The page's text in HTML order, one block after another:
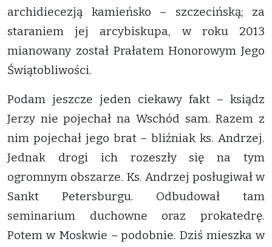
archidiecezją kamieńsko – szczecińską; za
staraniem jej arcybiskupa, w roku 2013
mianowany został Prałatem Honorowym Jego
Świątobliwości.
Podam jeszcze jeden ciekawy fakt – ksiądz
Jerzy nie pojechał na Wschód sam. Razem z
nim pojechał jego brat – bliźniak ks. Andrzej.
Jednak drogi ich rozeszły się na tym
ogromnym obszarze. Ks. Andrzej posługiwał w
Sankt Petersburgu. Odbudował tam
seminarium duchowne oraz prokatedrę.
Potem w Moskwie – podobnie. Dziś mieszka w